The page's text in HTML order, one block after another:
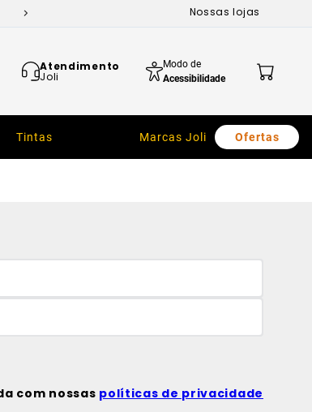
Nossas lojas
Atendimento
Joli
Modo de
Acessibilidade
Tintas Marcas Joli Ofertas
com nossas políticas de privacidade